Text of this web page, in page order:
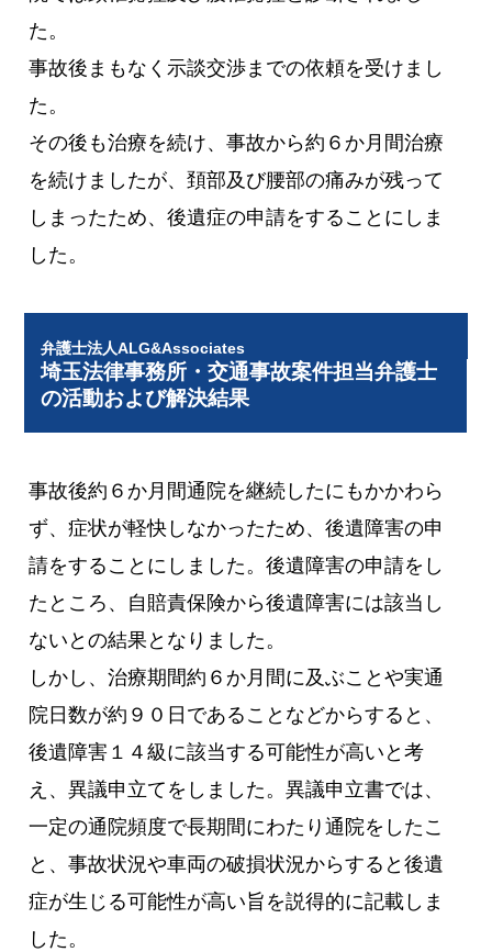
た。
事故後まもなく示談交渉までの依頼を受けまし
た。
その後も治療を続け、事故から約６か月間治療
を続けましたが、頚部及び腰部の痛みが残って
しまったため、後遺症の申請をすることにしま
した。
弁護士法人ALG&Associates
埼玉法律事務所・交通事故案件担当弁護士
の活動および解決結果
事故後約６か月間通院を継続したにもかかわら
ず、症状が軽快しなかったため、後遺障害の申
請をすることにしました。後遺障害の申請をし
たところ、自賠責保険から後遺障害には該当し
ないとの結果となりました。
しかし、治療期間約６か月間に及ぶことや実通
院日数が約９０日であることなどからすると、
後遺障害１４級に該当する可能性が高いと考
え、異議申立てをしました。異議申立書では、
一定の通院頻度で長期間にわたり通院をしたこ
と、事故状況や車両の破損状況からすると後遺
症が生じる可能性が高い旨を説得的に記載しま
した。